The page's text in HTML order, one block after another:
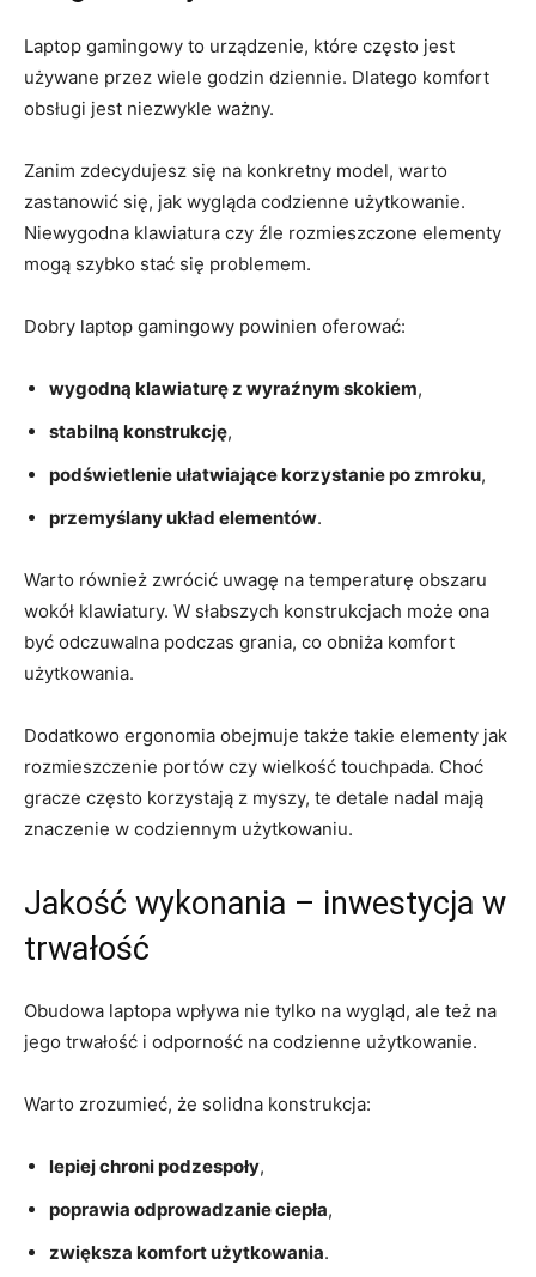
Laptop gamingowy to urządzenie, które często jest
używane przez wiele godzin dziennie. Dlatego komfort
obsługi jest niezwykle ważny.
Zanim zdecydujesz się na konkretny model, warto
zastanowić się, jak wygląda codzienne użytkowanie.
Niewygodna klawiatura czy źle rozmieszczone elementy
mogą szybko stać się problemem.
Dobry laptop gamingowy powinien oferować:
wygodną klawiaturę z wyraźnym skokiem,
stabilną konstrukcję,
podświetlenie ułatwiające korzystanie po zmroku,
przemyślany układ elementów.
Warto również zwrócić uwagę na temperaturę obszaru
wokół klawiatury. W słabszych konstrukcjach może ona
być odczuwalna podczas grania, co obniża komfort
użytkowania.
Dodatkowo ergonomia obejmuje także takie elementy jak
rozmieszczenie portów czy wielkość touchpada. Choć
gracze często korzystają z myszy, te detale nadal mają
znaczenie w codziennym użytkowaniu.
Jakość wykonania – inwestycja w
trwałość
Obudowa laptopa wpływa nie tylko na wygląd, ale też na
jego trwałość i odporność na codzienne użytkowanie.
Warto zrozumieć, że solidna konstrukcja:
lepiej chroni podzespoły,
poprawia odprowadzanie ciepła,
zwiększa komfort użytkowania.